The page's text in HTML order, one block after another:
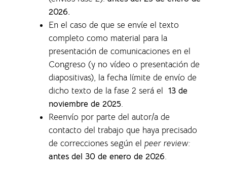
2026.
En el caso de que se envíe el texto
completo como material para la
presentación de comunicaciones en el
Congreso (y no vídeo o presentación de
diapositivas), la fecha límite de envío de
dicho texto de la fase 2 será el 13 de
noviembre de 2025.
Reenvío por parte del autor/a de
contacto del trabajo que haya precisado
de correcciones según el peer review:
antes del 30 de enero de 2026.